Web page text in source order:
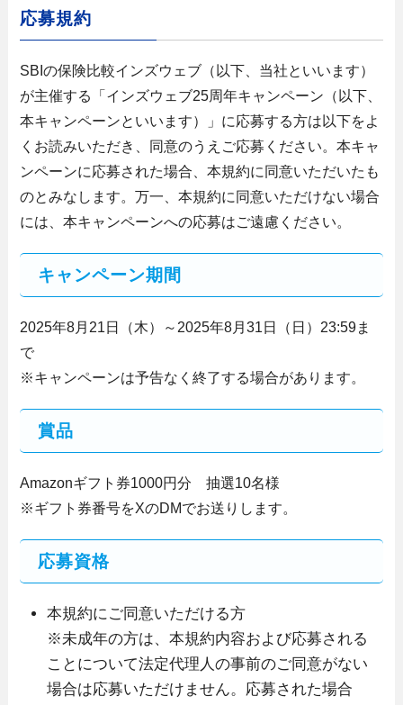
応募規約
SBIの保険比較インズウェブ（以下、当社といいます）
が主催する「インズウェブ25周年キャンペーン（以下、
本キャンペーンといいます）」に応募する方は以下をよ
くお読みいただき、同意のうえご応募ください。本キャ
ンペーンに応募された場合、本規約に同意いただいたも
のとみなします。万一、本規約に同意いただけない場合
には、本キャンペーンへの応募はご遠慮ください。
キャンペーン期間
2025年8月21日（木）～2025年8月31日（日）23:59ま
で
※キャンペーンは予告なく終了する場合があります。
賞品
Amazonギフト券1000円分 抽選10名様
※ギフト券番号をXのDMでお送りします。
応募資格
本規約にご同意いただける方
※未成年の方は、本規約内容および応募される
ことについて法定代理人の事前のご同意がない
場合は応募いただけません。応募された場合